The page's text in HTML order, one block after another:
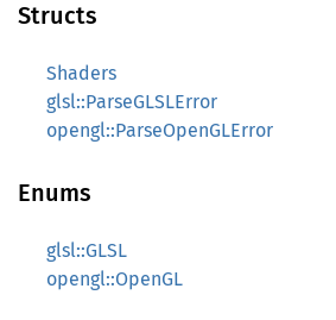
Structs
Shaders
glsl::ParseGLSLError
opengl::ParseOpenGLError
Enums
glsl::GLSL
opengl::OpenGL